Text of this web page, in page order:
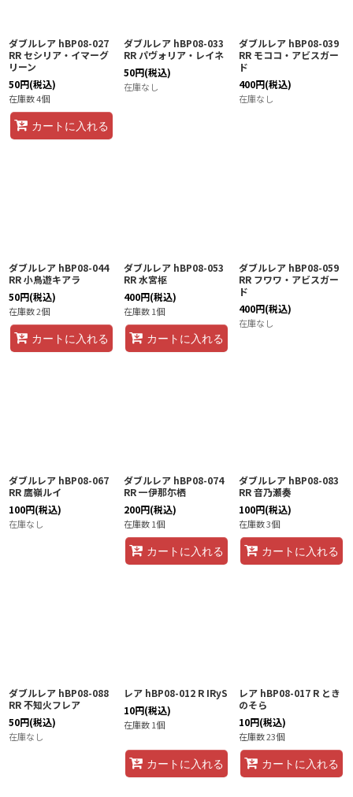
ダブルレア hBP08-027
RR セシリア・イマーグ
リーン
50円(税込)
在庫数 4個
カートに入れる
ダブルレア hBP08-033
RR パヴォリア・レイネ
50円(税込)
在庫なし
ダブルレア hBP08-039
RR モココ・アビスガー
ド
400円(税込)
在庫なし
ダブルレア hBP08-044
RR 小鳥遊キアラ
50円(税込)
在庫数 2個
カートに入れる
ダブルレア hBP08-053
RR 水宮枢
400円(税込)
在庫数 1個
カートに入れる
ダブルレア hBP08-059
RR フワワ・アビスガー
ド
400円(税込)
在庫なし
ダブルレア hBP08-067
RR 鷹嶺ルイ
100円(税込)
在庫なし
ダブルレア hBP08-074
RR 一伊那尓栖
200円(税込)
在庫数 1個
カートに入れる
ダブルレア hBP08-083
RR 音乃瀬奏
100円(税込)
在庫数 3個
カートに入れる
ダブルレア hBP08-088
RR 不知火フレア
50円(税込)
在庫なし
レア hBP08-012 R IRyS
10円(税込)
在庫数 1個
カートに入れる
レア hBP08-017 R とき
のそら
10円(税込)
在庫数 23個
カートに入れる